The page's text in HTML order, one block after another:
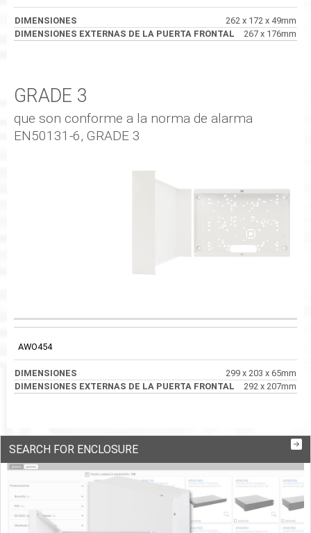
262 x 172 x 49mm
267 x 176mm
GRADE 3
que son conforme a la norma de alarma
EN50131-6, GRADE 3
CÓDIGO DIMENSIONES
DIMENSIONES
EXTERNAS DE LA
AWO454
299 x 203 x 65mm
292 x 207mm
SEARCH FOR ENCLOSURE